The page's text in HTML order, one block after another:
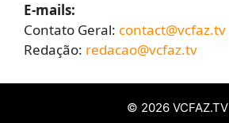
E-mails:
Contato Geral: contact@vcfaz.tv
Redação: redacao@vcfaz.tv
© 2026 VCFAZ.TV